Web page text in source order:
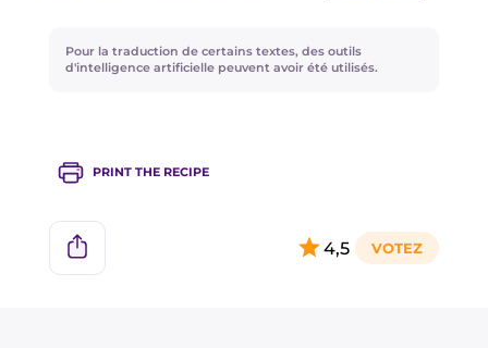
Si vous préférez, à la place de la poitrine, vous
pouvez également opter pour du lard fumé.
Pour la traduction de certains textes, des outils
d'intelligence artificielle peuvent avoir été utilisés.
PRINT THE RECIPE
4,5